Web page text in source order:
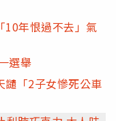
年恨過不去」氣
選舉
譴「2子女慘死公車